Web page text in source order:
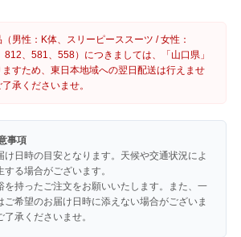
男性：K体、スリーピーススーツ / 女性：
、581、558）につきましては、「山口県」
すため、東日本地域への翌日配送は行えませ
承くださいませ。
事項
け日時の目安となります。天候や交通状況によ
る場合がございます。
を持ったご注文をお願いいたします。また、一
ご希望のお届け日時に添えない場合がございま
承くださいませ。